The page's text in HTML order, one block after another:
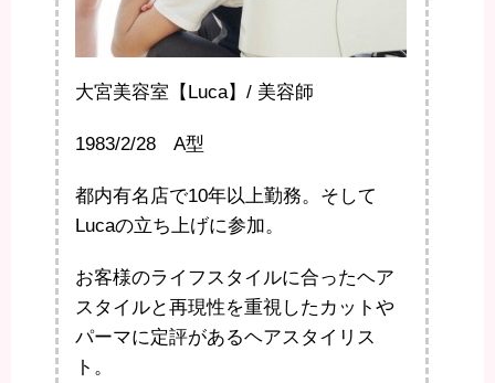
大宮美容室【Luca】/ 美容師
1983/2/28 A型
都内有名店で10年以上勤務。そして
Lucaの立ち上げに参加。
お客様のライフスタイルに合ったヘア
スタイルと再現性を重視したカットや
パーマに定評があるヘアスタイリス
ト。